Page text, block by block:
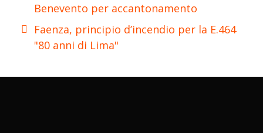
Benevento per accantonamento
Faenza, principio d’incendio per la E.464
"80 anni di Lima"